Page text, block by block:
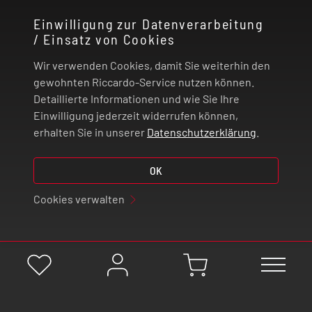
Einwilligung zur Datenverarbeitung
/ Einsatz von Cookies
Wir verwenden Cookies, damit Sie weiterhin den
gewohnten Riccardo-Service nutzen können.
Detaillierte Informationen und wie Sie Ihre
Einwilligung jederzeit widerrufen können,
erhalten Sie in unserer Datenschutzerklärung
OK
Cookies verwalten
RECHTLICHES
ZAHLUNG UND VERSAND
VERTRAG WIDERRUFEN
© 2026 | Riccardo Onlinestore GmbH